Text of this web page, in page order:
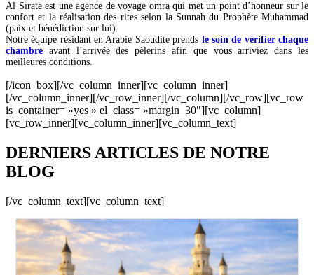
Al Sirate est une agence de voyage omra qui met un point d’honneur sur le
confort et la réalisation des rites selon la Sunnah du Prophète Muhammad
(paix et bénédiction sur lui).
Notre équipe résidant en Arabie Saoudite prends le soin de vérifier chaque
chambre avant l’arrivée des pèlerins afin que vous arriviez dans les
meilleures conditions.
[/icon_box][/vc_column_inner][vc_column_inner]
[/vc_column_inner][/vc_row_inner][/vc_column][/vc_row][vc_row
is_container= »yes » el_class= »margin_30″][vc_column]
[vc_row_inner][vc_column_inner][vc_column_text]
DERNIERS ARTICLES DE NOTRE
BLOG
[/vc_column_text][vc_column_text]